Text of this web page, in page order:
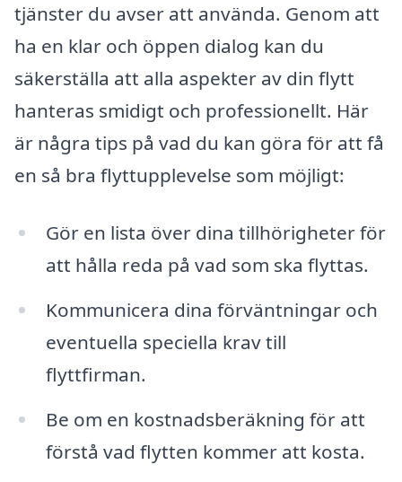
tjänster du avser att använda. Genom att
ha en klar och öppen dialog kan du
säkerställa att alla aspekter av din flytt
hanteras smidigt och professionellt. Här
är några tips på vad du kan göra för att få
en så bra flyttupplevelse som möjligt:
Gör en lista över dina tillhörigheter för
att hålla reda på vad som ska flyttas.
Kommunicera dina förväntningar och
eventuella speciella krav till
flyttfirman.
Be om en kostnadsberäkning för att
förstå vad flytten kommer att kosta.